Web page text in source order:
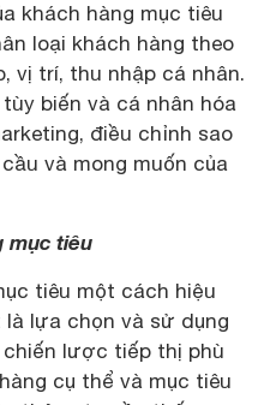
khách hàng mục tiêu
loại khách hàng theo
vị trí, thu nhập cá nhân.
biến và cá nhân hóa
điều chỉnh sao
và mong muốn của
mục tiêu
tiêu một cách hiệu
lựa chọn và sử dụng
lược tiếp thị phù
cụ thể và mục tiêu